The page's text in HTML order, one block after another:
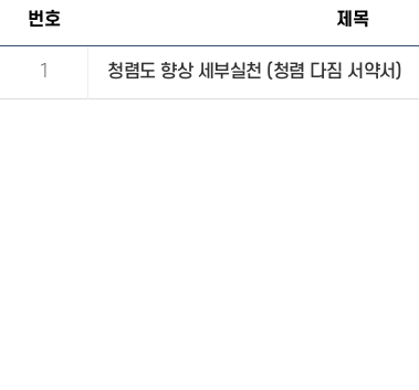
번호 제목
1 청렴도 향상 세부실천 (청렴 다짐 서약서)